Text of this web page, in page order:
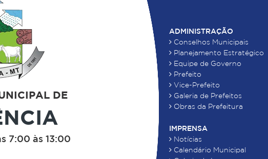
DE
7:00 às 13:00
ADMINISTRAÇÃO
Conselhos Municipais
Planejamento Estratégico
Equipe de Governo
Prefeito
Vice-Prefeito
Galeria de Prefeitos
Obras da Prefeitura
IMPRENSA
Notícias
Calendário Municipal